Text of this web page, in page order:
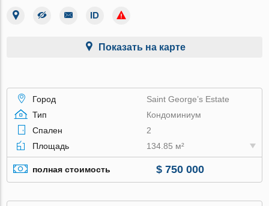
Показать на карте
Город
Saint George’s Estate
Тип
Кондоминиум
Спален
2
Площадь
134.85 м²
полная стоимость $ 750 000